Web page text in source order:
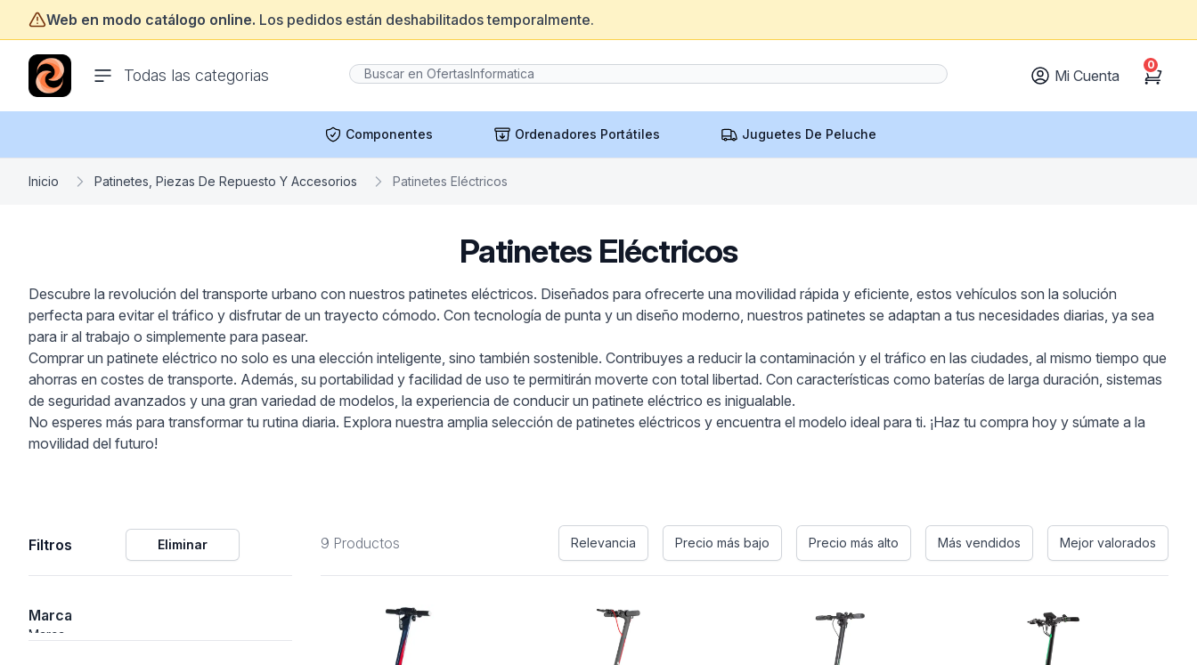
Web en modo catálogo online. Los pedidos están deshabilitados temporalmente.
Todas las categorias
ofertasinformatica.com
Mi Cuenta Cart
0
Componentes Ordenadores Portátiles Juguetes De Peluche
Inicio Patinetes, Piezas De Repuesto Y Accesorios Patinetes Eléctricos
Patinetes Eléctricos
Descubre la revolución del transporte urbano con nuestros patinetes eléctricos. Diseñados para ofrecerte una movilidad rápida y eficiente, estos vehículos son la solución
perfecta para evitar el tráfico y disfrutar de un trayecto cómodo. Con tecnología de punta y un diseño moderno, nuestros patinetes se adaptan a tus necesidades diarias, ya sea
para ir al trabajo o simplemente para pasear.
Comprar un patinete eléctrico no solo es una elección inteligente, sino también sostenible. Contribuyes a reducir la contaminación y el tráfico en las ciudades, al mismo tiempo que
ahorras en costes de transporte. Además, su portabilidad y facilidad de uso te permitirán moverte con total libertad. Con características como baterías de larga duración, sistemas
de seguridad avanzados y una gran variedad de modelos, la experiencia de conducir un patinete eléctrico es inigualable.
No esperes más para transformar tu rutina diaria. Explora nuestra amplia selección de patinetes eléctricos y encuentra el modelo ideal para ti. ¡Haz tu compra hoy y súmate a la
movilidad del futuro!
Filtros Eliminar
Marca
Marca
9 Productos Relevancia Precio más bajo Precio más alto Más vendidos Mejor valorados